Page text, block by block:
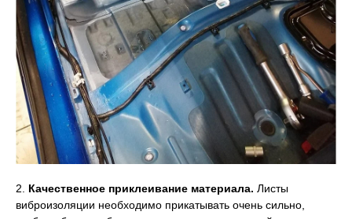
2. Качественное приклеивание материала. Листы
виброизоляции необходимо прикатывать очень сильно,